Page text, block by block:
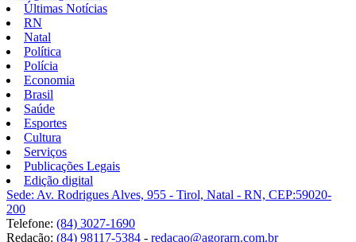
Últimas Notícias
RN
Natal
Política
Polícia
Economia
Brasil
Saúde
Esportes
Cultura
Serviços
Publicações Legais
Edição digital
Sede: Av. Rodrigues Alves, 955 - Tirol, Natal - RN, CEP:59020-
200
Telefone: (84) 3027-1690
Redação: (84) 98117-5384 - redacao@agorarn.com.br